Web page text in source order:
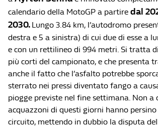
calendario della MotoGP a partire dal
2030. Lungo 3.84 km, l’autodromo
destra e 5 a sinistra) di cui due di esse a
e con un rettilineo di 994 metri. Si tratta
più corti del campionato, e che presenta
anche il fatto che l’asfalto potrebbe
sterrato nei pressi diventato fango a
piogge previste nel fine settimana. Non a
acquazzoni di questi giorni hanno
circuito, mettendo in dubbio la disputa